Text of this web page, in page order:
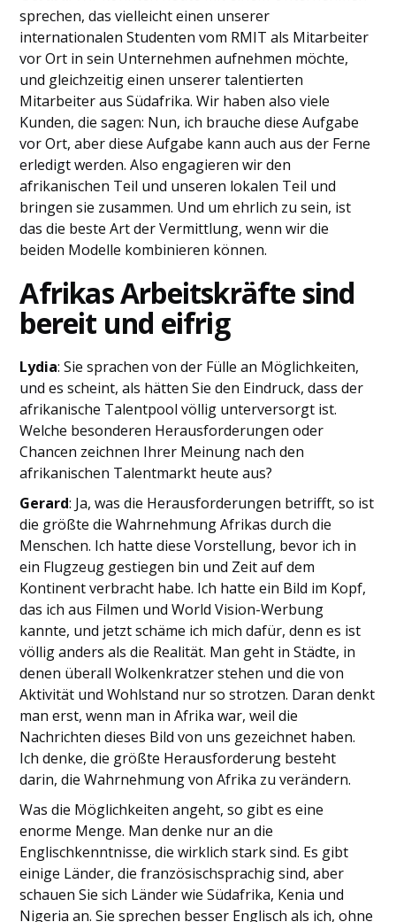
sprechen, das vielleicht einen unserer
internationalen Studenten vom RMIT als Mitarbeiter
vor Ort in sein Unternehmen aufnehmen möchte,
und gleichzeitig einen unserer talentierten
Mitarbeiter aus Südafrika. Wir haben also viele
Kunden, die sagen: Nun, ich brauche diese Aufgabe
vor Ort, aber diese Aufgabe kann auch aus der Ferne
erledigt werden. Also engagieren wir den
afrikanischen Teil und unseren lokalen Teil und
bringen sie zusammen. Und um ehrlich zu sein, ist
das die beste Art der Vermittlung, wenn wir die
beiden Modelle kombinieren können.
Afrikas Arbeitskräfte sind
bereit und eifrig
Lydia: Sie sprachen von der Fülle an Möglichkeiten,
und es scheint, als hätten Sie den Eindruck, dass der
afrikanische Talentpool völlig unterversorgt ist.
Welche besonderen Herausforderungen oder
Chancen zeichnen Ihrer Meinung nach den
afrikanischen Talentmarkt heute aus?
Gerard: Ja, was die Herausforderungen betrifft, so ist
die größte die Wahrnehmung Afrikas durch die
Menschen. Ich hatte diese Vorstellung, bevor ich in
ein Flugzeug gestiegen bin und Zeit auf dem
Kontinent verbracht habe. Ich hatte ein Bild im Kopf,
das ich aus Filmen und World Vision-Werbung
kannte, und jetzt schäme ich mich dafür, denn es ist
völlig anders als die Realität. Man geht in Städte, in
denen überall Wolkenkratzer stehen und die von
Aktivität und Wohlstand nur so strotzen. Daran denkt
man erst, wenn man in Afrika war, weil die
Nachrichten dieses Bild von uns gezeichnet haben.
Ich denke, die größte Herausforderung besteht
darin, die Wahrnehmung von Afrika zu verändern.
Was die Möglichkeiten angeht, so gibt es eine
enorme Menge. Man denke nur an die
Englischkenntnisse, die wirklich stark sind. Es gibt
einige Länder, die französischsprachig sind, aber
schauen Sie sich Länder wie Südafrika, Kenia und
Nigeria an. Sie sprechen besser Englisch als ich, ohne